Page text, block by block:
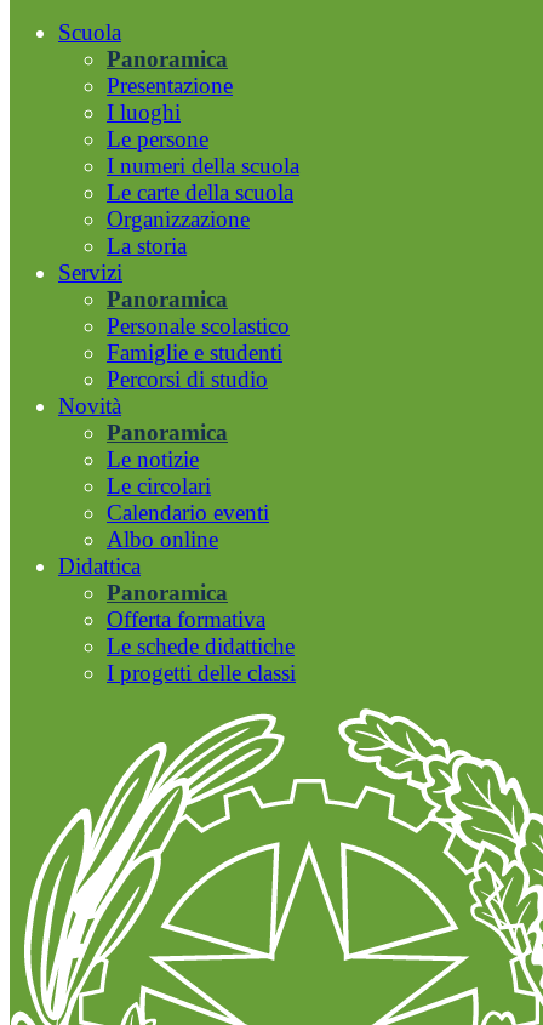
Scuola
Panoramica
Presentazione
I luoghi
Le persone
I numeri della scuola
Le carte della scuola
Organizzazione
La storia
Servizi
Panoramica
Personale scolastico
Famiglie e studenti
Percorsi di studio
Novità
Panoramica
Le notizie
Le circolari
Calendario eventi
Albo online
Didattica
Panoramica
Offerta formativa
Le schede didattiche
I progetti delle classi